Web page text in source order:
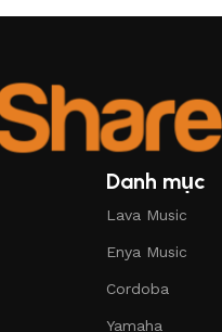
Danh mục
Lava Music
Enya Music
Cordoba
Yamaha